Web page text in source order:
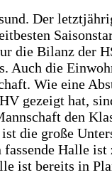
Der
die Bilanz der
Auch die
Wie eine
gezeigt hat,
den
die große
fassende Halle ist
ist bereits in